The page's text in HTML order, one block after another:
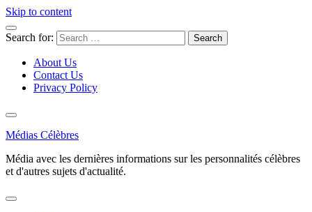
Skip to content
Search for:
About Us
Contact Us
Privacy Policy
Médias Célèbres
Média avec les dernières informations sur les personnalités célèbres
et d'autres sujets d'actualité.